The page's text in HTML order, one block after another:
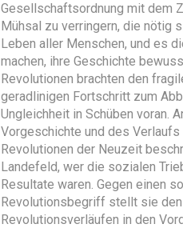
Gesellschaftsordnung mit dem
Mühsal zu verringern, die nötig
Leben aller Menschen, und es
machen, ihre Geschichte
Revolutionen brachten den
geradlinigen Fortschritt zum
Ungleichheit in Schüben voran.
Vorgeschichte und des Verlaufs
Revolutionen der Neuzeit
Landefeld, wer die sozialen
Resultate waren. Gegen einen
Revolutionsbegriff stellt sie
Revolutionsverläufen in den